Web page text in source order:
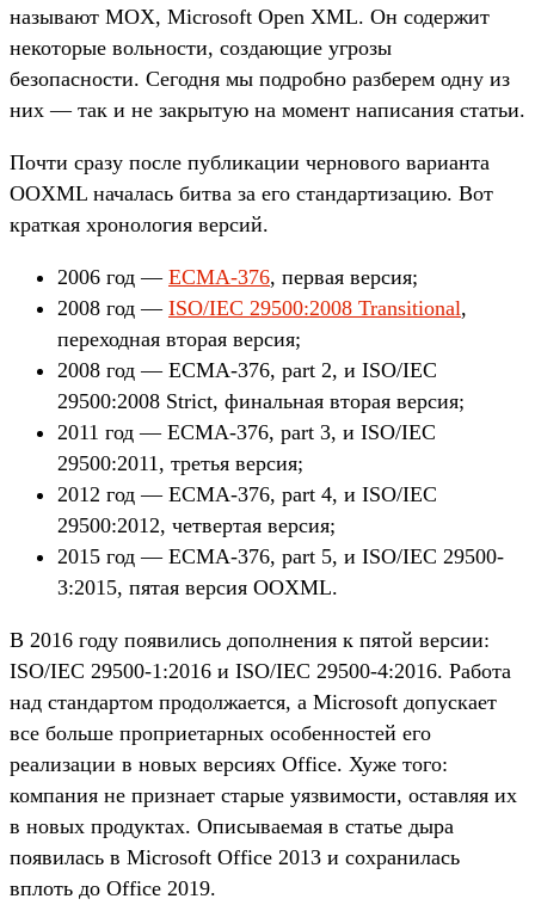
называют MOX, Microsoft Open XML. Он содержит
некоторые вольности, создающие угрозы
безопасности. Сегодня мы подробно разберем одну из
них — так и не закрытую на момент написания статьи.
Почти сразу после публикации чернового варианта
OOXML началась битва за его стандартизацию. Вот
краткая хронология версий.
2006 год — ЕСМА-376, первая версия;
2008 год — ISO/IEC 29500:2008 Transitional,
переходная вторая версия;
2008 год — ЕСМА-376, part 2, и ISO/IEC
29500:2008 Strict, финальная вторая версия;
2011 год — ЕСМА-376, part 3, и ISO/IEC
29500:2011, третья версия;
2012 год — ЕСМА-376, part 4, и ISO/IEC
29500:2012, четвертая версия;
2015 год — ЕСМА-376, part 5, и ISO/IEC 29500-
3:2015, пятая версия OOXML.
В 2016 году появились дополнения к пятой версии:
ISO/IEC 29500-1:2016 и ISO/IEC 29500-4:2016. Работа
над стандартом продолжается, а Microsoft допускает
все больше проприетарных особенностей его
реализации в новых версиях Office. Хуже того:
компания не признает старые уязвимости, оставляя их
в новых продуктах. Описываемая в статье дыра
появилась в Microsoft Office 2013 и сохранилась
вплоть до Office 2019.